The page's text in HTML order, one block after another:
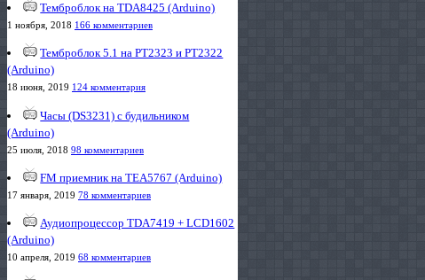
Темброблок на TDA8425 (Arduino)
1 ноября, 2018 166 комментариев
Темброблок 5.1 на PT2323 и PT2322
(Arduino)
18 июня, 2019 124 комментария
Часы (DS3231) с будильником
(Arduino)
25 июля, 2018 98 комментариев
FM приемник на TEA5767 (Arduino)
17 января, 2019 78 комментариев
Аудиопроцессор TDA7419 + LCD1602
(Arduino)
10 апреля, 2019 68 комментариев